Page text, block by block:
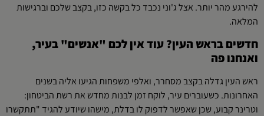
להירגע מהר יותר. אצל ג'וני נכבד כל בקשה כזו, בקצב שלכם וברגישות
המלאה.
חדשים בראש העין? עוד אין לכם "אנשים" בעיר,
ואנחנו פה
ראש העין גדלה בקצב מסחרר, ואלפי משפחות הגיעו אליה בשנים
האחרונות. כשעוברים עיר, לוקח זמן לבנות מחדש את רשת הביטחון:
וטרינר קבוע, שכן שאפשר לדפוק לו בדלת, מישהו שיודע להגיד "תתקשרו